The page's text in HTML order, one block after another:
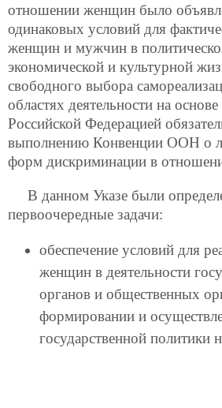
отношении женщин было
одинаковых условий для
женщин и мужчин в
экономической и культурной
свободного выбора
областях деятельности на
Российской Федерацией
выполнению Конвенции ООН о
форм дискриминации в
В данном Указе были
первоочередные задачи:
обеспечение условий для
женщин в деятельности
органов и общественных
формировании и
государственной политики